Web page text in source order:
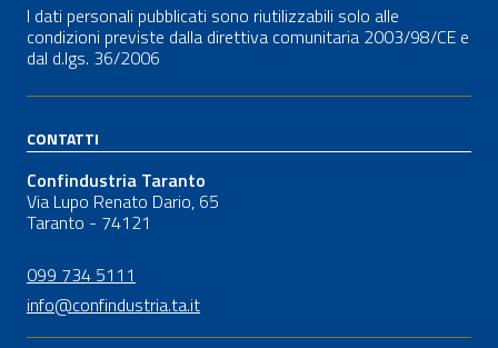
I dati personali pubblicati sono riutilizzabili solo alle
condizioni previste dalla direttiva comunitaria 2003/98/CE e
dal d.lgs. 36/2006
CONTATTI
Confindustria Taranto
Via Lupo Renato Dario, 65
Taranto - 74121
099 734 5111
info@confindustria.ta.it